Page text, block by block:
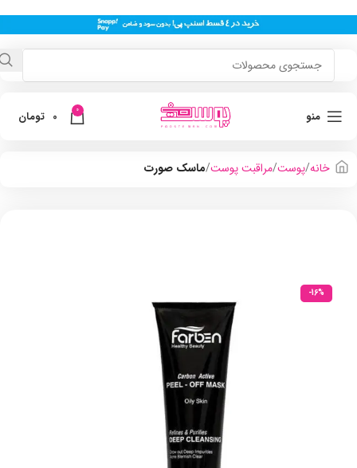
منو 0
0 تومان
خانه پوست مراقبت پوست ماسک صورت
-16%